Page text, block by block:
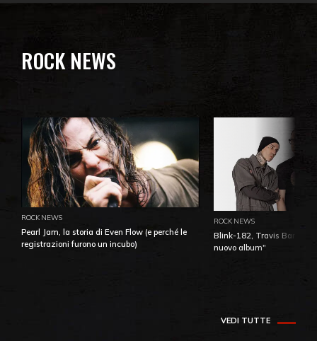
ROCK NEWS
ROCK NEWS
Pearl Jam, la storia di Even Flow (e perché le
registrazioni furono un incubo)
ROCK NEWS
Blink-182, Travis Barker:
nuovo album"
VEDI TUTTE